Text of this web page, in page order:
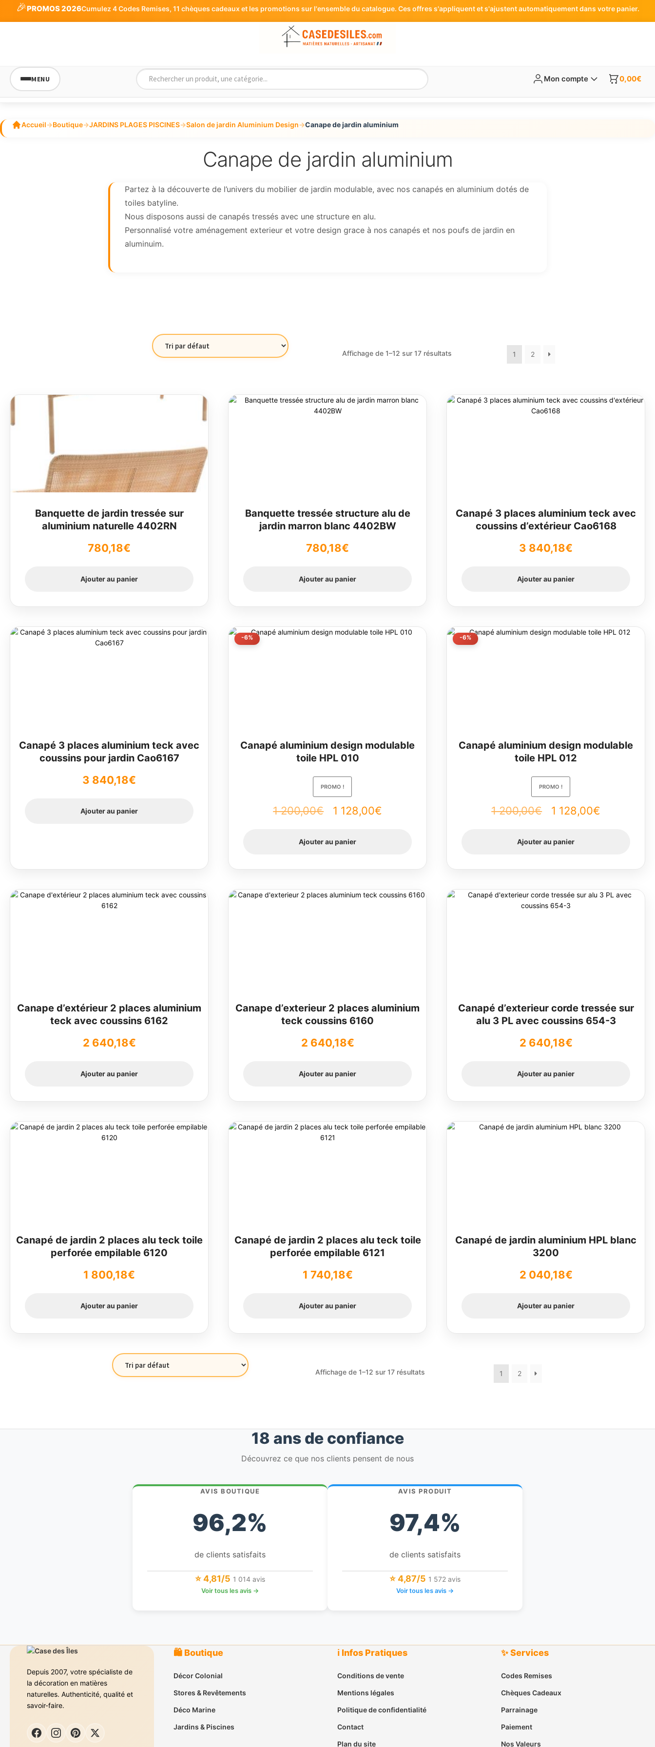
🎉PROMOS 2026Cumulez 4 Codes Remises, 11 chèques cadeaux et les promotions sur l'ensemble du catalogue. Ces offres s'appliquent et s'ajustent automatiquement dans votre panier.
MENU Mon compte 0,00€
Accueil→Boutique→JARDINS PLAGES PISCINES→Salon de jardin Aluminium Design→Canape de jardin aluminium
Canape de jardin aluminium
Partez à la découverte de l’univers du mobilier de jardin modulable, avec nos canapés en aluminium dotés de
toiles batyline.
Nous disposons aussi de canapés tressés avec une structure en alu.
Personnalisé votre aménagement exterieur et votre design grace à nos canapés et nos poufs de jardin en
aluminuim.
Affichage de 1–12 sur 17 résultats 1 2
Banquette de jardin tressée sur
aluminium naturelle 4402RN
780,18€
Ajouter au panier
Banquette tressée structure alu de
jardin marron blanc 4402BW
780,18€
Ajouter au panier
Canapé 3 places aluminium teck avec
coussins d’extérieur Cao6168
3 840,18€
Ajouter au panier
Canapé 3 places aluminium teck avec
coussins pour jardin Cao6167
3 840,18€
Ajouter au panier
-6%
Canapé aluminium design modulable
toile HPL 010
PROMO !
1 200,00€
Le
initial
200,00€.
1 128,00€Le
128,00€.
Ajouter au panier
-6%
Canapé aluminium design modulable
toile HPL 012
PROMO !
1 200,00€
Le
initial
200,00€.
1 128,00€Le
128,00€.
Ajouter au panier
Canape d’extérieur 2 places aluminium
teck avec coussins 6162
2 640,18€
Ajouter au panier
Canape d’exterieur 2 places aluminium
teck coussins 6160
2 640,18€
Ajouter au panier
Canapé d’exterieur corde tressée sur
alu 3 PL avec coussins 654-3
2 640,18€
Ajouter au panier
Canapé de jardin 2 places alu teck toile
perforée empilable 6120
1 800,18€
Ajouter au panier
Canapé de jardin 2 places alu teck toile
perforée empilable 6121
1 740,18€
Ajouter au panier
Canapé de jardin aluminium HPL blanc
3200
2 040,18€
Ajouter au panier
Affichage de 1–12 sur 17 résultats 1 2
18 ans de confiance
Découvrez ce que nos clients pensent de nous
AVIS BOUTIQUE
96,2%
de clients satisfaits
⭐ 4,81/5 1 014 avis
Voir tous les avis →
AVIS PRODUIT
97,4%
de clients satisfaits
⭐ 4,87/5 1 572 avis
Voir tous les avis →
Depuis 2007, votre spécialiste de
la décoration en matières
naturelles. Authenticité, qualité et
savoir-faire.
🛍️ Boutique
Décor Colonial
Stores & Revêtements
Déco Marine
Jardins & Piscines
ℹ️ Infos Pratiques
Conditions de vente
Mentions légales
Politique de confidentialité
Contact
Plan du site
✨ Services
Codes Remises
Chèques Cadeaux
Parrainage
Paiement
Nos Valeurs